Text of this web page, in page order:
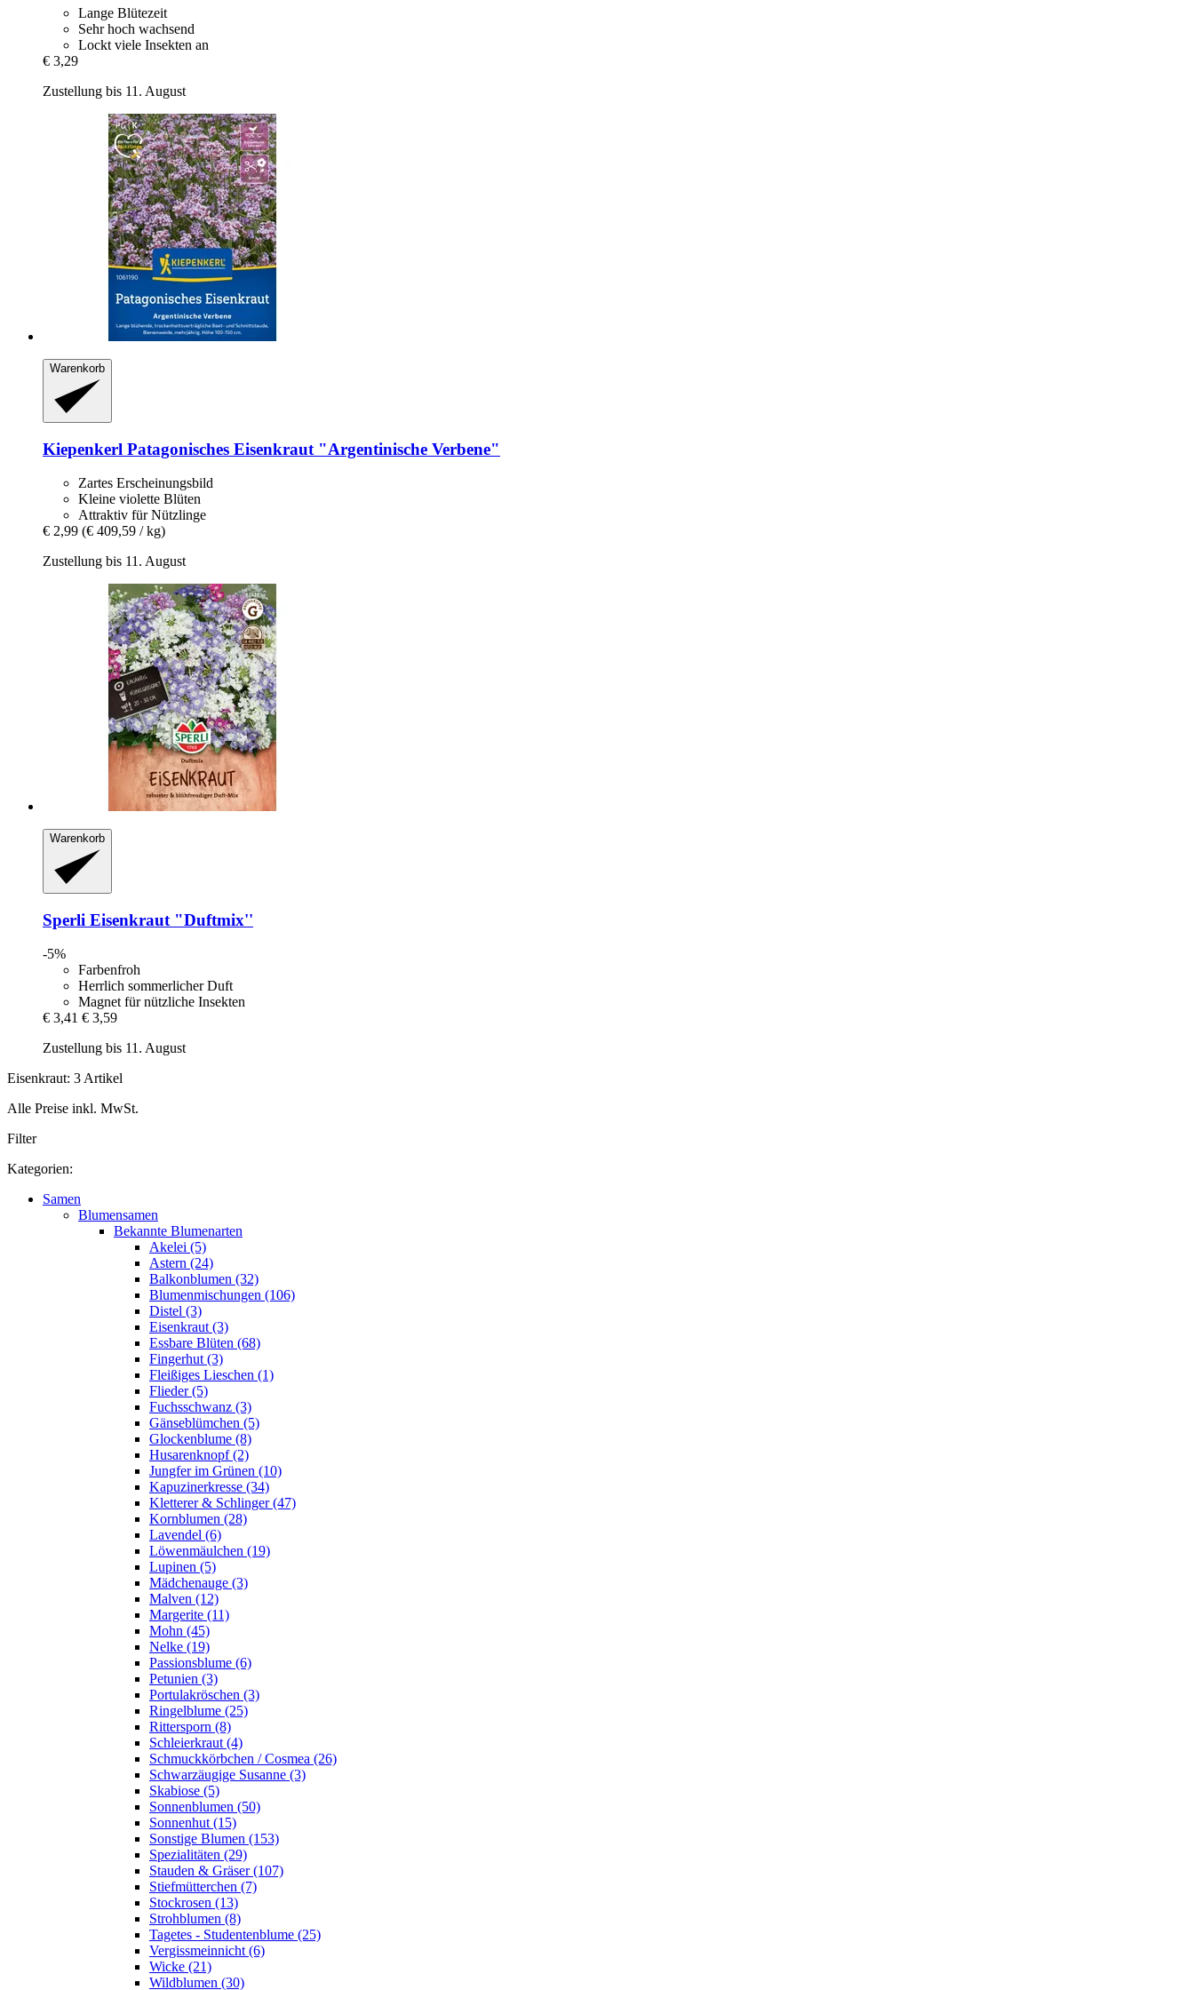
Lange Blütezeit
Sehr hoch wachsend
Lockt viele Insekten an
€ 3,29
Zustellung bis 11. August
Warenkorb
Kiepenkerl Patagonisches Eisenkraut "Argentinische Verbene"
Zartes Erscheinungsbild
Kleine violette Blüten
Attraktiv für Nützlinge
€ 2,99 (€ 409,59 / kg)
Zustellung bis 11. August
Warenkorb
Sperli Eisenkraut "Duftmix''
-5%
Farbenfroh
Herrlich sommerlicher Duft
Magnet für nützliche Insekten
€ 3,41 € 3,59
Zustellung bis 11. August
Eisenkraut: 3 Artikel
Alle Preise inkl. MwSt.
Filter
Kategorien:
Samen
Blumensamen
Bekannte Blumenarten
Akelei (5)
Astern (24)
Balkonblumen (32)
Blumenmischungen (106)
Distel (3)
Eisenkraut (3)
Essbare Blüten (68)
Fingerhut (3)
Fleißiges Lieschen (1)
Flieder (5)
Fuchsschwanz (3)
Gänseblümchen (5)
Glockenblume (8)
Husarenknopf (2)
Jungfer im Grünen (10)
Kapuzinerkresse (34)
Kletterer & Schlinger (47)
Kornblumen (28)
Lavendel (6)
Löwenmäulchen (19)
Lupinen (5)
Mädchenauge (3)
Malven (12)
Margerite (11)
Mohn (45)
Nelke (19)
Passionsblume (6)
Petunien (3)
Portulakröschen (3)
Ringelblume (25)
Rittersporn (8)
Schleierkraut (4)
Schmuckkörbchen / Cosmea (26)
Schwarzäugige Susanne (3)
Skabiose (5)
Sonnenblumen (50)
Sonnenhut (15)
Sonstige Blumen (153)
Spezialitäten (29)
Stauden & Gräser (107)
Stiefmütterchen (7)
Stockrosen (13)
Strohblumen (8)
Tagetes - Studentenblume (25)
Vergissmeinnicht (6)
Wicke (21)
Wildblumen (30)